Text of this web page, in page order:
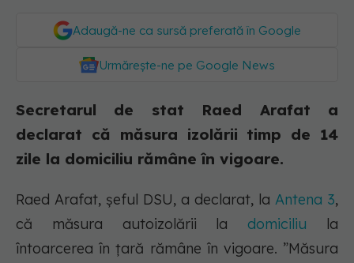
Adaugă-ne ca sursă preferată în Google
Urmărește-ne pe Google News
Secretarul de stat Raed Arafat a
declarat că măsura izolării timp de 14
zile la domiciliu rămâne în vigoare.
Raed Arafat, șeful DSU, a declarat, la Antena 3,
că măsura autoizolării la domiciliu la
întoarcerea în țară rămâne în vigoare. ”Măsura